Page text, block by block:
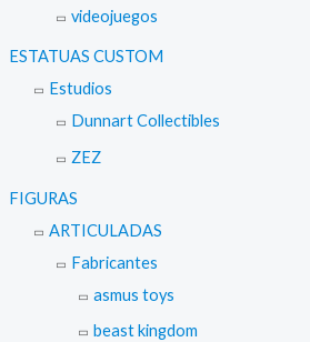
videojuegos
ESTATUAS CUSTOM
Estudios
Dunnart Collectibles
ZEZ
FIGURAS
ARTICULADAS
Fabricantes
asmus toys
beast kingdom